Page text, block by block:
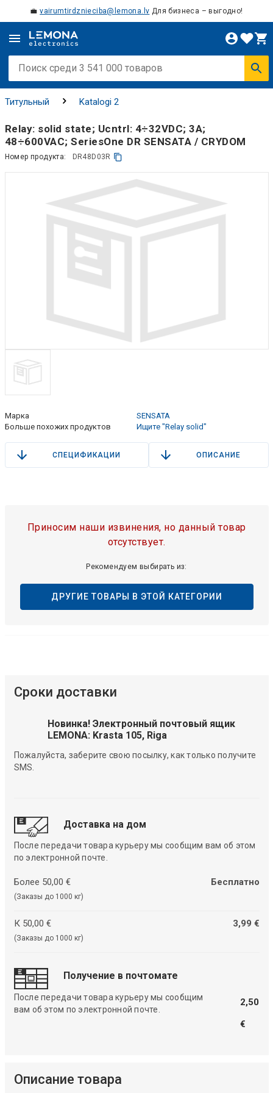
💼vairumtirdznieciba@lemona.lv Для бизнеса – выгодно!
Титульный Katalogi 2
Relay: solid state; Ucntrl: 4÷32VDC; 3A;
48÷600VAC; SeriesOne DR SENSATA / CRYDOM
Номер продукта: DR48D03R
Марка
SENSATA
Больше похожих продуктов
Ищите "Relay solid"
СПЕЦИФИКАЦИИ ОПИСАНИЕ
Приносим наши извинения, но данный товар
отсутствует.
Рекомендуем выбирать из:
ДРУГИЕ ТОВАРЫ В ЭТОЙ КАТЕГОРИИ
Сроки доставки
Новинка! Электронный почтовый ящик
LEMONA: Krasta 105, Riga
Пожалуйста, заберите свою посылку, как только получите
SMS.
Доставка на дом
После передачи товара курьеру мы сообщим вам об этом
по электронной почте.
Более 50,00 €
(Заказы до 1000 кг)
Бесплатно
К 50,00 €
(Заказы до 1000 кг)
3,99 €
Получение в почтомате
После передачи товара курьеру мы сообщим
вам об этом по электронной почте.
2,50
€
Описание товара